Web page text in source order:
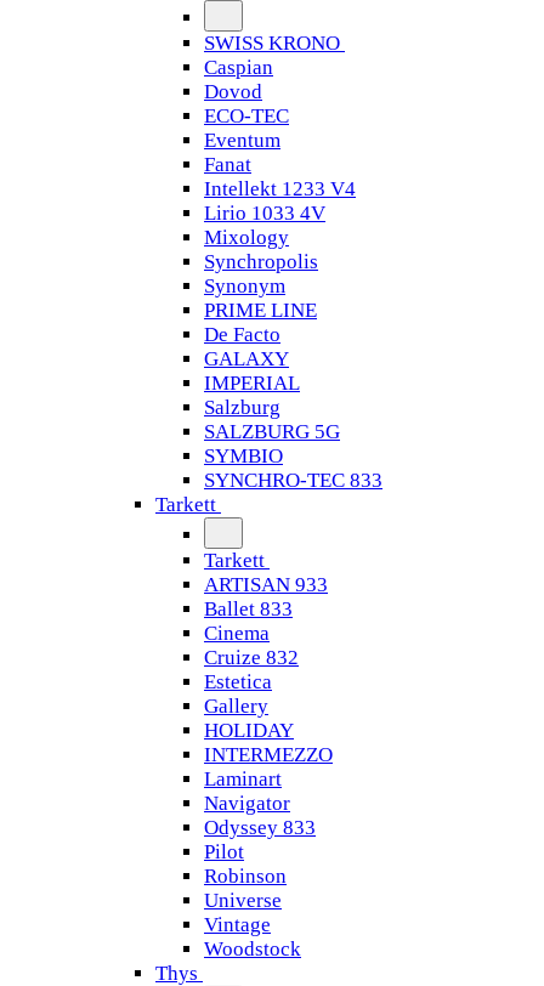
SWISS KRONO
Caspian
Dovod
ECO-TEC
Eventum
Fanat
Intellekt 1233 V4
Lirio 1033 4V
Mixology
Synchropolis
Synonym
PRIME LINE
De Facto
GALAXY
IMPERIAL
Salzburg
SALZBURG 5G
SYMBIO
SYNCHRO-TEC 833
Tarkett
Tarkett
ARTISAN 933
Ballet 833
Cinema
Cruize 832
Estetica
Gallery
HOLIDAY
INTERMEZZO
Laminart
Navigator
Odyssey 833
Pilot
Robinson
Universe
Vintage
Woodstock
Thys